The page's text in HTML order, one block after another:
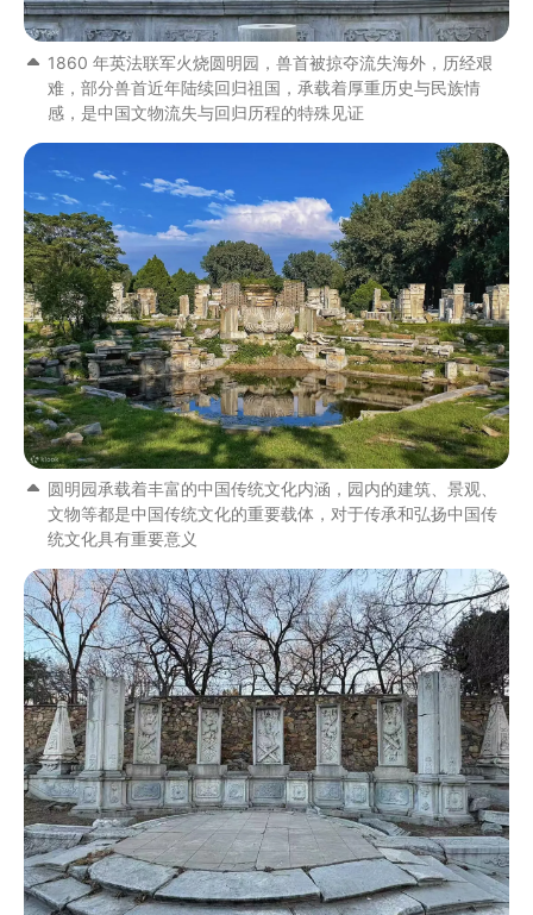
1860 年英法联军火烧圆明园，兽首被掠夺流失海外，历经艰
难，部分兽首近年陆续回归祖国，承载着厚重历史与民族情
感，是中国文物流失与回归历程的特殊见证
圆明园承载着丰富的中国传统文化内涵，园内的建筑、景观、
文物等都是中国传统文化的重要载体，对于传承和弘扬中国传
统文化具有重要意义